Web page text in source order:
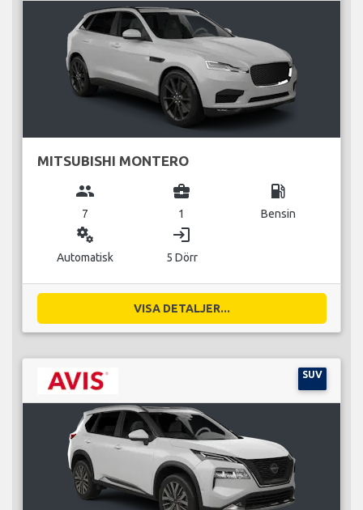
MITSUBISHI MONTERO
group
7
business_center
1
local_gas_station
Bensin
miscellaneous_services
Automatisk
login
5 Dörr
VISA DETALJER...
SUV